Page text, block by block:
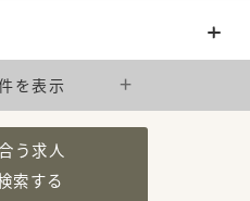
を表示
う求人
索する